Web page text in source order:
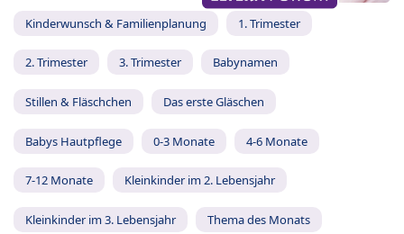
Kinderwunsch & Familienplanung 1. Trimester
2. Trimester 3. Trimester Babynamen
Stillen & Fläschchen Das erste Gläschen
Babys Hautpflege 0-3 Monate 4-6 Monate
7-12 Monate Kleinkinder im 2. Lebensjahr
Kleinkinder im 3. Lebensjahr Thema des Monats